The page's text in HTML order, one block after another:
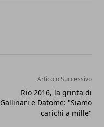
Articolo Successivo
Rio 2016, la grinta di
Gallinari e Datome: "Siamo
carichi a mille"